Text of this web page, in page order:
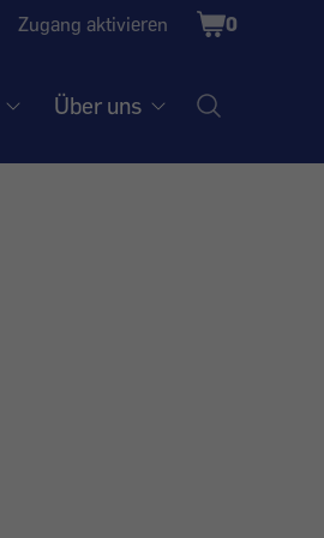
Zugang aktivieren
Shopping
Cart
0
Über uns